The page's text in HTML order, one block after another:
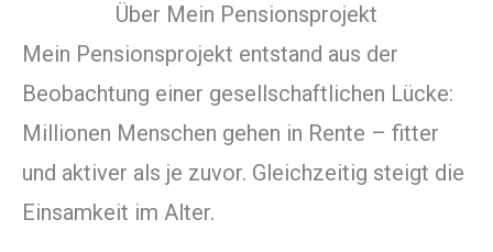
Über Mein Pensionsprojekt
Mein Pensionsprojekt entstand aus der
Beobachtung einer gesellschaftlichen Lücke:
Millionen Menschen gehen in Rente – fitter
und aktiver als je zuvor. Gleichzeitig steigt die
Einsamkeit im Alter.